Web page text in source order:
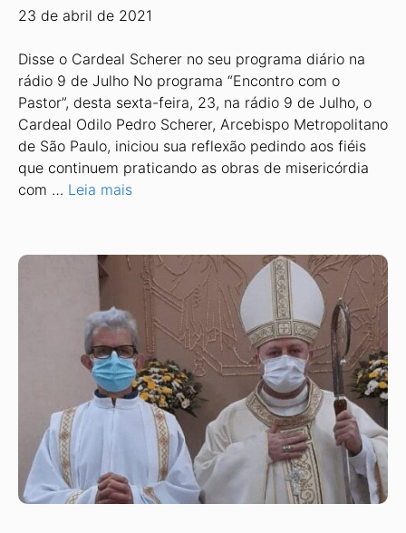
23 de abril de 2021
Disse o Cardeal Scherer no seu programa diário na
rádio 9 de Julho No programa “Encontro com o
Pastor”, desta sexta-feira, 23, na rádio 9 de Julho, o
Cardeal Odilo Pedro Scherer, Arcebispo Metropolitano
de São Paulo, iniciou sua reflexão pedindo aos fiéis
que continuem praticando as obras de misericórdia
com … Leia mais